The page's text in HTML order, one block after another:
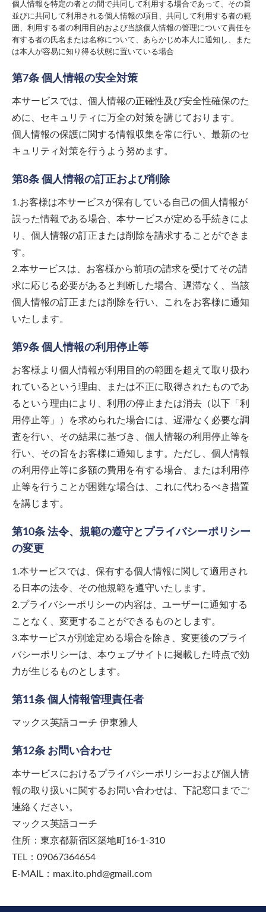
個人情報を特定の者との間で共同して利用する場合であって、その旨
並びに共同して利用される個人情報の項目、共同して利用する者の範
囲、利用する者の利用目的および当該個人情報の管理について責任を
有する者の氏名または名称について、あらかじめ本人に通知し、また
は本人が容易に知り得る状態に置いている場合
第7条 個人情報の安全対策
本サービスでは、個人情報の正確性及び安全性確保のた
めに、セキュリティに万全の対策を講じております。
個人情報の保護に関する情報収集を常に行い、最新のセ
キュリティ対策を行うよう努めます。
第8条 個人情報の訂正および削除
1.お客様は本サービスが保有している自己の個人情報が
誤った情報である場合、本サービスが定める手続きによ
り、個人情報の訂正または削除を請求することができま
す。
2.本サービスは、お客様から前項の請求を受けてその請
求に応じる必要があると判断した場合、遅滞なく、当該
個人情報の訂正または削除を行い、これをお客様に通知
いたします。
第9条 個人情報の利用停止等
お客様より個人情報が利用目的の範囲を超えて取り扱わ
れているという理由、または不正に取得されたものであ
るという理由により、利用の停止または消去（以下「利
用停止等」）を求められた場合には、遅滞なく必要な調
査を行い、その結果に基づき、個人情報の利用停止等を
行い、その旨をお客様に通知します。ただし、個人情報
の利用停止等に多額の費用を有する場合、または利用停
止等を行うことが困難な場合は、これに代わるべき措置
を講じます。
第10条 法令、規範の遵守とプライバシーポリシー
の変更
1.本サービスでは、保有する個人情報に関して適用され
る日本の法令、その他規範を遵守いたします。
2.プライバシーポリシーの内容は、ユーザーに通知する
ことなく、変更することができるものとします。
3.本サービスが別途定める場合を除き、変更後のプライ
バシーポリシーは、本ウェブサイトに掲載した時点で効
力が生じるものとします。
第11条 個人情報管理責任者
マックス英語コーチ 伊東雅人
第12条 お問い合わせ
本サービスにおけるプライバシーポリシーおよび個人情
報の取り扱いに関するお問い合わせは、下記窓口までご
連絡ください。
マックス英語コーチ
住所：東京都新宿区築地町16-1-310
TEL：09067364654
E-MAIL：max.ito.phd@gmail.com